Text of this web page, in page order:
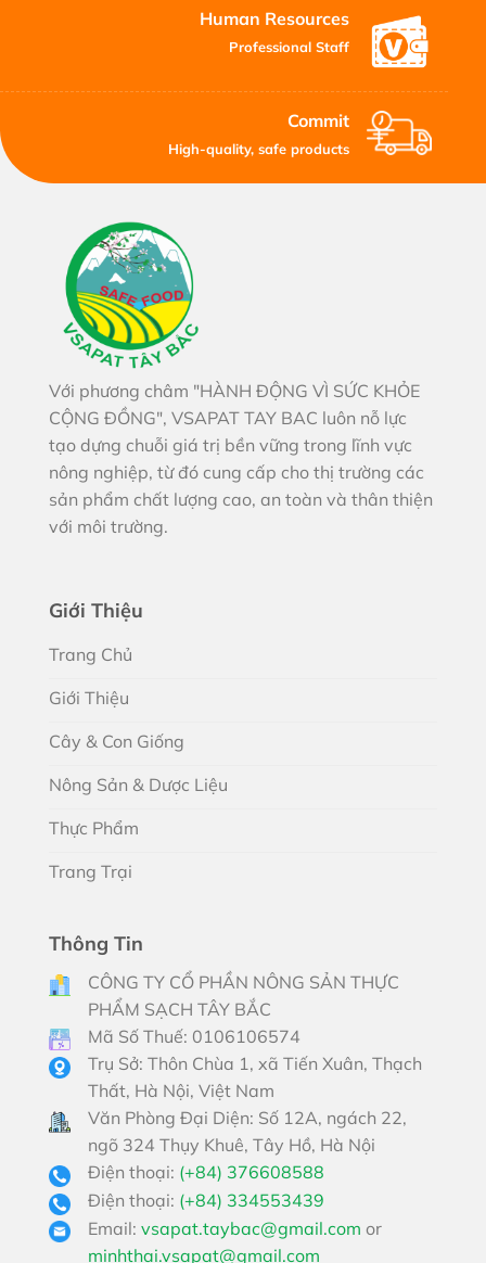
Human Resources
Professional Staff
Commit
High-quality, safe products
Với phương châm "HÀNH ĐỘNG VÌ SỨC KHỎE
CỘNG ĐỒNG", VSAPAT TAY BAC luôn nỗ lực
tạo dựng chuỗi giá trị bền vững trong lĩnh vực
nông nghiệp, từ đó cung cấp cho thị trường các
sản phẩm chất lượng cao, an toàn và thân thiện
với môi trường.
Giới Thiệu
Trang Chủ
Giới Thiệu
Cây & Con Giống
Nông Sản & Dược Liệu
Thực Phẩm
Trang Trại
Thông Tin
CÔNG TY CỔ PHẦN NÔNG SẢN THỰC
PHẨM SẠCH TÂY BẮC
Mã Số Thuế: 0106106574
Trụ Sở: Thôn Chùa 1, xã Tiến Xuân, Thạch
Thất, Hà Nội, Việt Nam
Văn Phòng Đại Diện: Số 12A, ngách 22,
ngõ 324 Thụy Khuê, Tây Hồ, Hà Nội
Điện thoại: (+84) 376608588
Điện thoại: (+84) 334553439
Email: vsapat.taybac@gmail.com or
minhthai.vsapat@gmail.com